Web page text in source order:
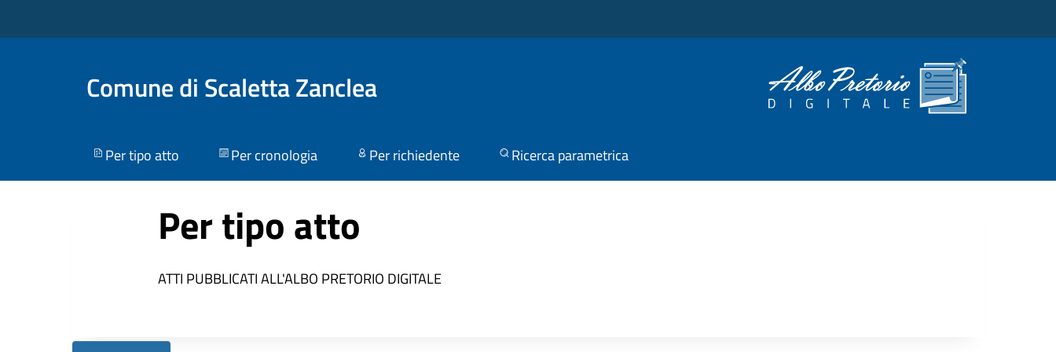
Comune di Scaletta Zanclea
Per tipo atto Per cronologia Per richiedente Ricerca parametrica
Per tipo atto
ATTI PUBBLICATI ALL'ALBO PRETORIO DIGITALE